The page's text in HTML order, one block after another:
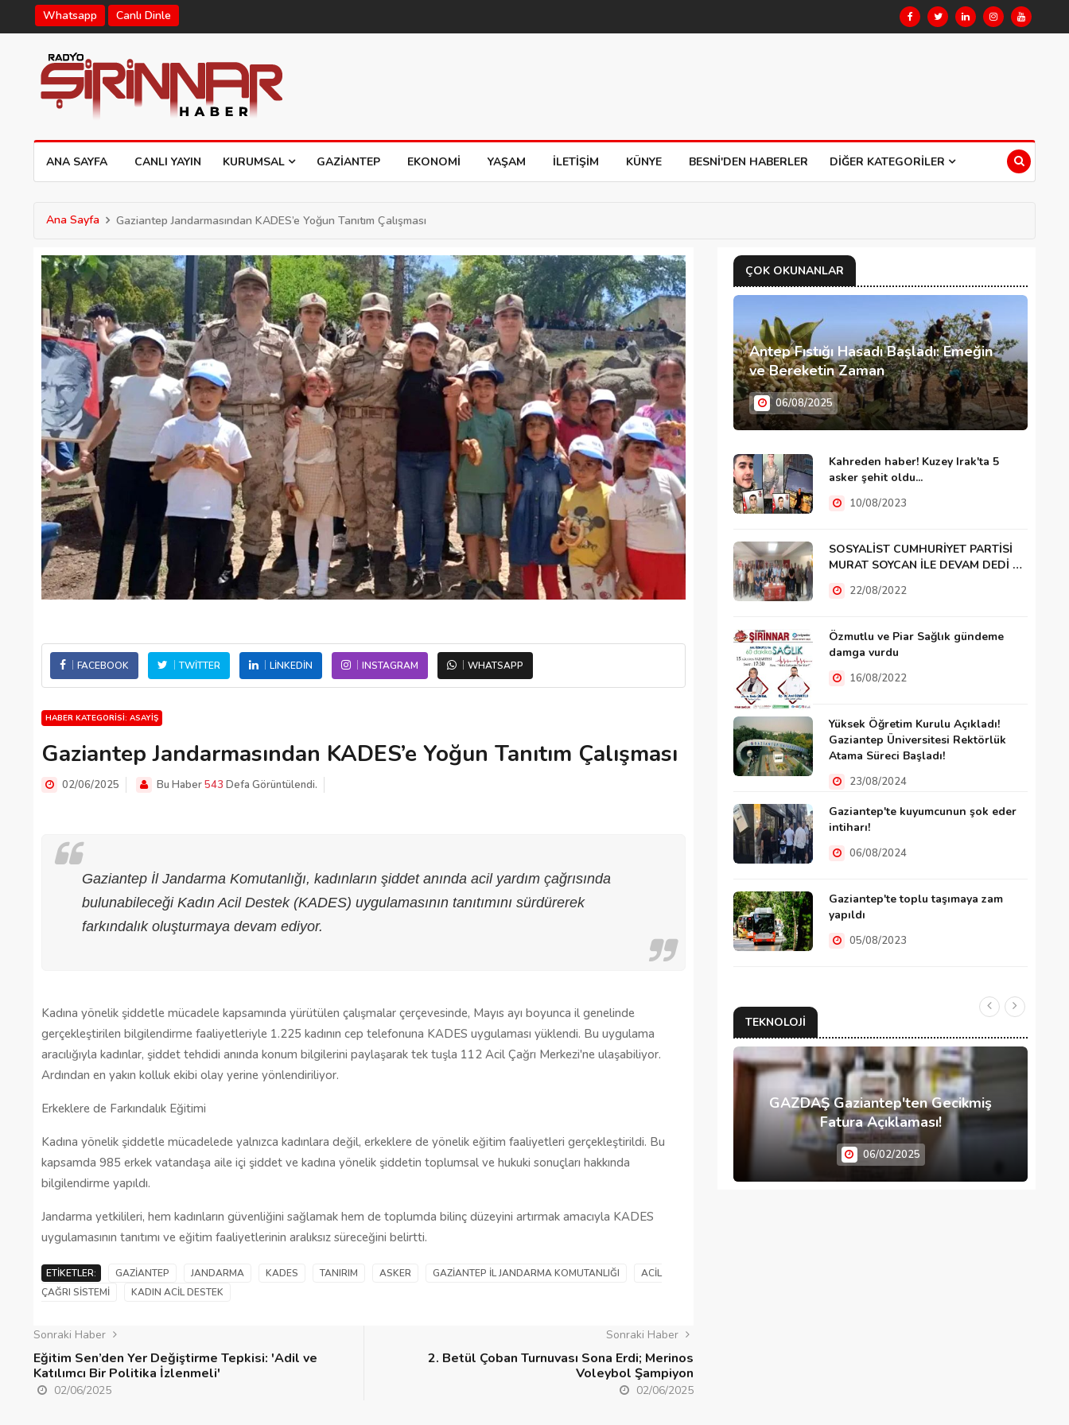
Whatsapp Canlı Dinle
ANA SAYFA CANLI YAYIN KURUMSAL GAZIANTEP EKONOMI YAŞAM İLETIŞIM KÜNYE BESNI'DEN HABERLER DIĞER KATEGORILER
Ana Sayfa Gaziantep Jandarmasından KADES’e Yoğun Tanıtım Çalışması
FACEBOOK TWITTER LINKEDIN INSTAGRAM WHATSAPP
HABER KATEGORISI: ASAYIŞ
Gaziantep Jandarmasından KADES’e Yoğun Tanıtım Çalışması
02/06/2025 Bu Haber543 Defa Görüntülendi.
Gaziantep İl Jandarma Komutanlığı, kadınların şiddet anında acil yardım çağrısında
bulunabileceği Kadın Acil Destek (KADES) uygulamasının tanıtımını sürdürerek
farkındalık oluşturmaya devam ediyor.
Kadına yönelik şiddetle mücadele kapsamında yürütülen çalışmalar çerçevesinde, Mayıs ayı boyunca il genelinde
gerçekleştirilen bilgilendirme faaliyetleriyle 1.225 kadının cep telefonuna KADES uygulaması yüklendi. Bu uygulama
aracılığıyla kadınlar, şiddet tehdidi anında konum bilgilerini paylaşarak tek tuşla 112 Acil Çağrı Merkezi'ne ulaşabiliyor.
Ardından en yakın kolluk ekibi olay yerine yönlendiriliyor.
Erkeklere de Farkındalık Eğitimi
Kadına yönelik şiddetle mücadelede yalnızca kadınlara değil, erkeklere de yönelik eğitim faaliyetleri gerçekleştirildi. Bu
kapsamda 985 erkek vatandaşa aile içi şiddet ve kadına yönelik şiddetin toplumsal ve hukuki sonuçları hakkında
bilgilendirme yapıldı.
Jandarma yetkilileri, hem kadınların güvenliğini sağlamak hem de toplumda bilinç düzeyini artırmak amacıyla KADES
uygulamasının tanıtımı ve eğitim faaliyetlerinin aralıksız süreceğini belirtti.
ETIKETLER: GAZIANTEP JANDARMA KADES TANIRIM ASKER GAZIANTEP İL JANDARMA KOMUTANLIĞI
ACIL
ÇAĞRI SISTEMI
KADIN ACIL DESTEK
Sonraki Haber
Eğitim Sen’den Yer Değiştirme Tepkisi: 'Adil ve
Katılımcı Bir Politika İzlenmeli'
02/06/2025
Sonraki Haber
2. Betül Çoban Turnuvası Sona Erdi; Merinos
Voleybol Şampiyon
02/06/2025
ÇOK OKUNANLAR
Antep Fıstığı Hasadı Başladı: Emeğin
ve Bereketin Zaman
06/08/2025
Kahreden haber! Kuzey Irak'ta 5
asker şehit oldu...
10/08/2023
SOSYALİST CUMHURİYET PARTİSİ
MURAT SOYCAN İLE DEVAM DEDİ …
22/08/2022
Özmutlu ve Piar Sağlık gündeme
damga vurdu
16/08/2022
Yüksek Öğretim Kurulu Açıkladı!
Gaziantep Üniversitesi Rektörlük
Atama Süreci Başladı!
23/08/2024
Gaziantep'te kuyumcunun şok eder
intiharı!
06/08/2024
Gaziantep'te toplu taşımaya zam
yapıldı
05/08/2023
TEKNOLOJI
Gaziantep’te Toplu Ulaşım
28/01/2025 18/04/2025
GAZDAŞ Gaziantep'ten Gecikmiş
Fatura Açıklaması!
06/02/2025